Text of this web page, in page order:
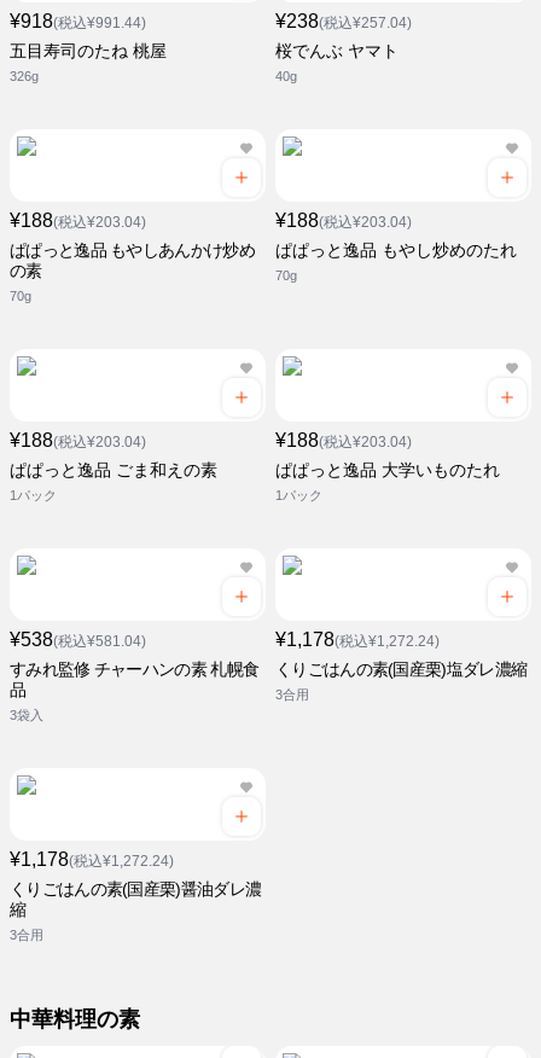
¥918(税込¥991.44)
五目寿司のたね 桃屋
326g
¥238(税込¥257.04)
桜でんぶ ヤマト
40g
¥188(税込¥203.04)
ぱぱっと逸品 もやしあんかけ炒め
の素
70g
¥188(税込¥203.04)
ぱぱっと逸品 もやし炒めのたれ
70g
¥188(税込¥203.04)
ぱぱっと逸品 ごま和えの素
1パック
¥188(税込¥203.04)
ぱぱっと逸品 大学いものたれ
1パック
¥538(税込¥581.04)
すみれ監修 チャーハンの素 札幌食
品
3袋入
¥1,178(税込¥1,272.24)
くりごはんの素(国産栗)塩ダレ濃縮
3合用
¥1,178(税込¥1,272.24)
くりごはんの素(国産栗)醤油ダレ濃
縮
3合用
中華料理の素